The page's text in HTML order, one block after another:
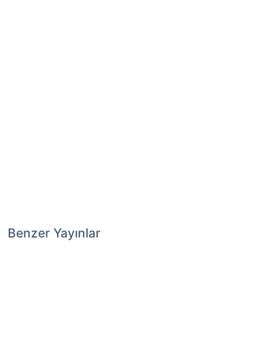
Benzer Yayınlar